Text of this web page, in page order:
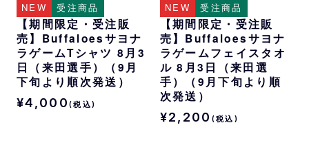
NEW 受注商品
【期間限定・受注販
売】Buffaloesサヨナ
ラゲームTシャツ 8月3
日（来田選手）（9月
下旬より順次発送）
¥4,000 (税込)
NEW 受注商品
【期間限定・受注販
売】Buffaloesサヨナ
ラゲームフェイスタオ
ル 8月3日（来田選
手）（9月下旬より順
次発送）
¥2,200 (税込)